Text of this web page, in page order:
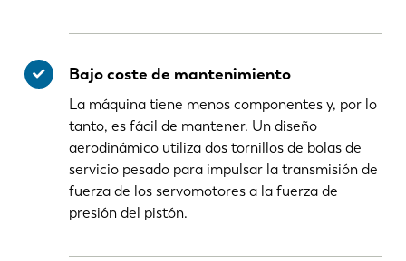
Bajo coste de mantenimiento
La máquina tiene menos componentes y, por lo
tanto, es fácil de mantener. Un diseño
aerodinámico utiliza dos tornillos de bolas de
servicio pesado para impulsar la transmisión de
fuerza de los servomotores a la fuerza de
presión del pistón.